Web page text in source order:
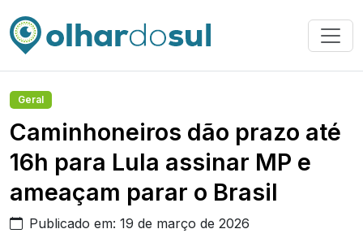
Geral
Caminhoneiros dão prazo até
16h para Lula assinar MP e
ameaçam parar o Brasil
Publicado em: 19 de março de 2026